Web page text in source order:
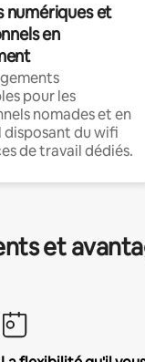
numériques et
en
pour les
nomades et en
du wifi
de travail dédiés.
et